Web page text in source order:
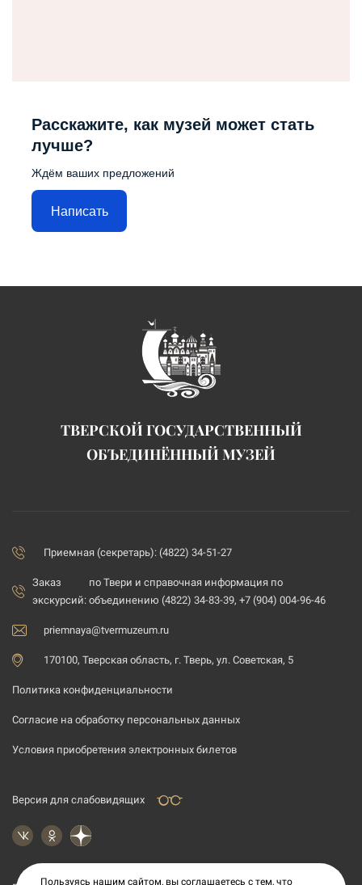
Расскажите, как музей может стать
лучше?
Ждём ваших предложений
Написать
ТВЕРСКОЙ ГОСУДАРСТВЕННЫЙ
ОБЪЕДИНЁННЫЙ МУЗЕЙ
Приемная (секретарь): (4822) 34-51-27
Заказ
экскурсий:
по Твери и справочная информация по
объединению (4822) 34-83-39, +7 (904) 004-96-46
priemnaya@tvermuzeum.ru
170100, Тверская область, г. Тверь, ул. Советская, 5
Политика конфиденциальности
Согласие на обработку персональных данных
Условия приобретения электронных билетов
Версия для слабовидящих
Пользуясь нашим сайтом, вы соглашаетесь с тем, что